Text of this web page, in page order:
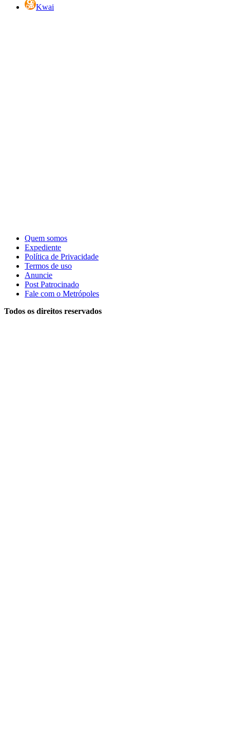
Kwai
Quem somos
Expediente
Política de Privacidade
Termos de uso
Anuncie
Post Patrocinado
Fale com o Metrópoles
Todos os direitos reservados